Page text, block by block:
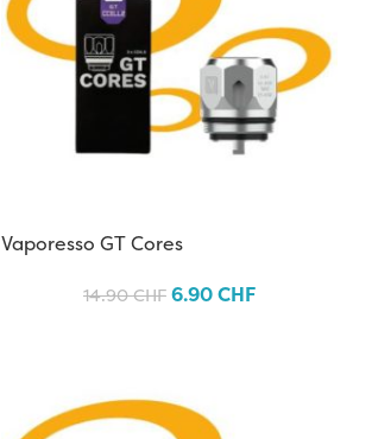
Vaporesso GT Cores
14.90CHF 6.90CHF